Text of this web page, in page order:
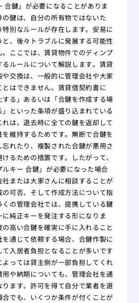
合鍵」が必要になることがありま
鍵は、自分の所有物ではないた
別なルールが存在します。安易に
、後々トラブルに発展する可能性
ここでは、賃貸物件でのディンプ
ルールについて解説します。賃貸
交換は、一般的に管理会社や大家
とはできません。賃貸借契約書に
る」あるいは「合鍵を作成する場
といった条項が盛り込まれている
は、退去時に全ての鍵を返却して
維持するためです。無断で合鍵を
れたり、複製された合鍵が悪用さ
るための措置です。したがって、
キー 合鍵」が必要になった場合
または大家さんに相談することが
可否、そして作成方法について指
の管理会社では、提携している鍵
純正キーを発注する形になりま
高い合鍵を確実に手に入れること
通じて依頼する場合、合鍵作製に
入居者負担となることが多いです
っては貸主側が一部負担してくれ
や納期についても、管理会社を通
ります。許可を得て自分で業者を選
でも、いくつか条件が付くことが